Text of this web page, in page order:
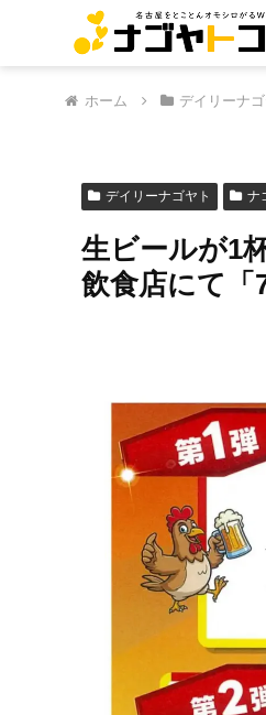
ホーム デイリーナゴ
デイリーナゴヤト ナ
生ビールが1
飲食店にて「